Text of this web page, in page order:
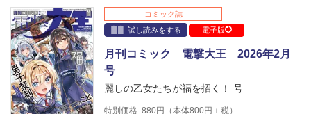
コミック誌
試し読みをする
電子版
月刊コミック 電撃大王 2026年2月
号
麗しの乙女たちが福を招く！ 号
特別価格 880円（本体800円＋税）